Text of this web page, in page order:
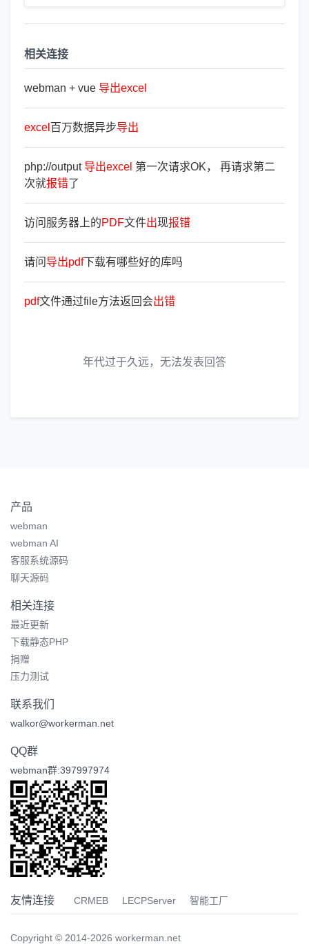
相关连接
webman + vue 导出excel
excel 百万数据异步导出
php://output 导出excel 第一次请求OK， 再请求第二
次就报错了
访问服务器上的PDF文件出现报错
请问 导出pdf下载有哪些好的库吗
pdf文件通过file方法返回会出错
年代过于久远，无法发表回答
产品
webman
webman AI
客服系统源码
聊天源码
相关连接
最近更新
下载静态PHP
捐赠
压力测试
联系我们
walkor@workerman.net
QQ群
webman群:397997974
友情连接 CRMEB LECPServer 智能工厂
Copyright © 2014-2026 workerman.net